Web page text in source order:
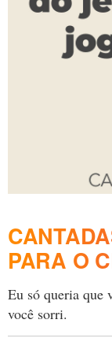
PARA O
Eu só queria que
você sorri.